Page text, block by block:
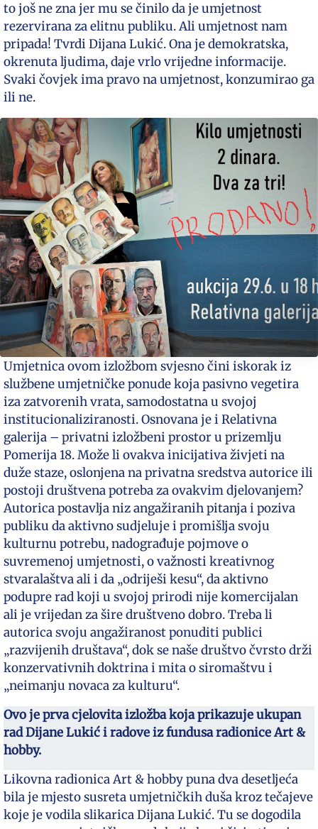
to još ne zna jer mu se činilo da je umjetnost
rezervirana za elitnu publiku. Ali umjetnost nam
pripada! Tvrdi Dijana Lukić. Ona je demokratska,
okrenuta ljudima, daje vrlo vrijedne informacije.
Svaki čovjek ima pravo na umjetnost, konzumirao ga
ili ne.
Umjetnica ovom izložbom svjesno čini iskorak iz
službene umjetničke ponude koja pasivno vegetira
iza zatvorenih vrata, samodostatna u svojoj
institucionaliziranosti. Osnovana je i Relativna
galerija – privatni izložbeni prostor u prizemlju
Pomerija 18. Može li ovakva inicijativa živjeti na
duže staze, oslonjena na privatna sredstva autorice ili
postoji društvena potreba za ovakvim djelovanjem?
Autorica postavlja niz angažiranih pitanja i poziva
publiku da aktivno sudjeluje i promišlja svoju
kulturnu potrebu, nadograđuje pojmove o
suvremenoj umjetnosti, o važnosti kreativnog
stvaralaštva ali i da „odriješi kesu“, da aktivno
podupre rad koji u svojoj prirodi nije komercijalan
ali je vrijedan za šire društveno dobro. Treba li
autorica svoju angažiranost ponuditi publici
„razvijenih društava“, dok se naše društvo čvrsto drži
konzervativnih doktrina i mita o siromaštvu i
„neimanju novaca za kulturu“.
Ovo je prva cjelovita izložba koja prikazuje ukupan
rad Dijane Lukić i radove iz fundusa radionice Art &
hobby.
Likovna radionica Art & hobby puna dva desetljeća
bila je mjesto susreta umjetničkih duša kroz tečajeve
koje je vodila slikarica Dijana Lukić. Tu se dogodila